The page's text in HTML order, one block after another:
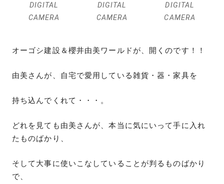
DIGITAL
CAMERA
DIGITAL
CAMERA
DIGITAL
CAMERA
オーゴシ建設＆櫻井由美ワールドが、開くのです！！
由美さんが、自宅で愛用している雑貨・器・家具を
持ち込んでくれて・・・。
どれを見ても由美さんが、本当に気にいって手に入れ
たものばかり、
そして大事に使いこなしていることが判るものばかり
で、